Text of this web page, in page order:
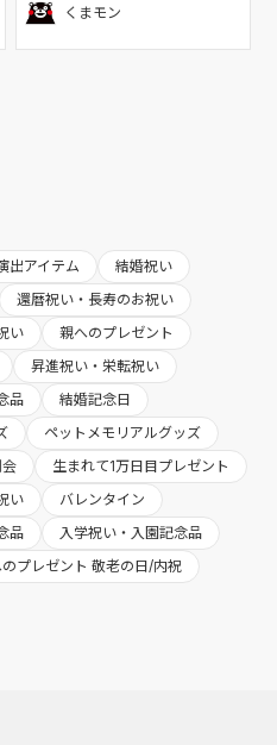
くまモン
出アイテム
結婚祝い
還暦祝い・長寿のお祝い
い
親へのプレゼント
昇進祝い・栄転祝い
品
結婚記念日
ペットメモリアルグッズ
生まれて1万日目プレゼント
い
バレンタイン
品
入学祝い・入園記念品
プレゼント 敬老の日/内祝